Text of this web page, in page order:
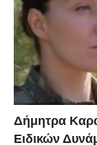
Δήμητρα
Ειδικών